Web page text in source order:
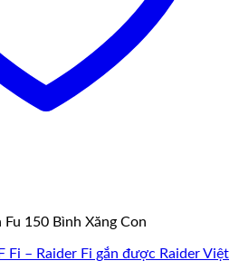
Fu 150 Bình Xăng Con
Fi – Raider Fi gắn được Raider Việt